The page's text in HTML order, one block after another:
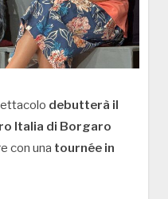
debutterà il
Italia di Borgaro
con una tournée in